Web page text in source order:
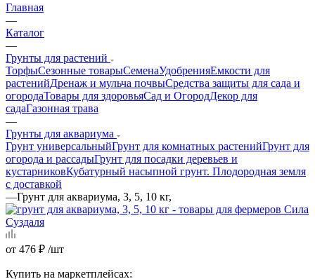
Главная
—
Каталог
—
Грунты для растений
ТорфыСезонные товарыСеменаУдобренияЕмкости для
растенийДренаж и мульча почвыСредства защиты для сада и
огородаТовары для здоровьяСад и ОгородДекор для
садаГазонная трава
—
Грунты для аквариума
Грунт универсальныйГрунт для комнатных растенийГрунт для
огорода и рассадыГрунт для посадки деревьев и
кустарниковКубатурный насыпной грунт. Плодородная земля
с доставкой
—Грунт для аквариума, 3, 5, 10 кг,
от 476 ₽ /шт
Купить на маркетплейсах: